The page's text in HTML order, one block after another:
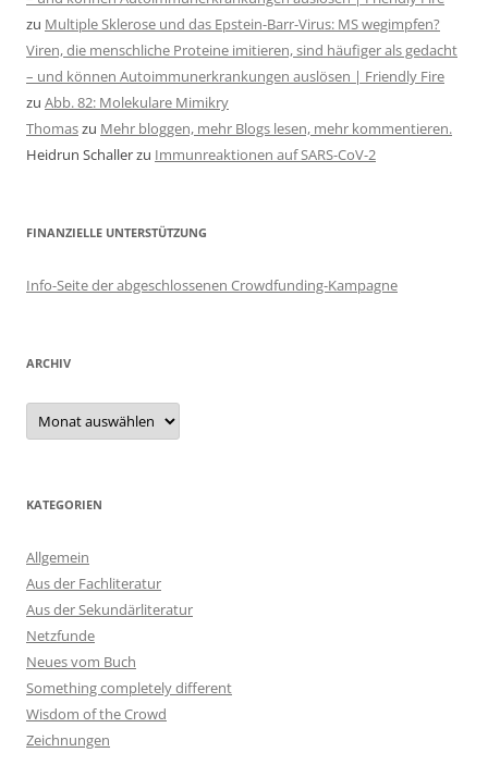
zu Multiple Sklerose und das Epstein-Barr-Virus: MS wegimpfen?
Viren, die menschliche Proteine imitieren, sind häufiger als gedacht
– und können Autoimmunerkrankungen auslösen | Friendly Fire
zu Abb. 82: Molekulare Mimikry
Thomaszu Mehr bloggen, mehr Blogs lesen, mehr kommentieren.
Heidrun Schallerzu Immunreaktionen auf SARS-CoV-2
FINANZIELLE UNTERSTÜTZUNG
Info-Seite der abgeschlossenen Crowdfunding-Kampagne
ARCHIV
Archiv
KATEGORIEN
Allgemein
Aus der Fachliteratur
Aus der Sekundärliteratur
Netzfunde
Neues vom Buch
Something completely different
Wisdom of the Crowd
Zeichnungen